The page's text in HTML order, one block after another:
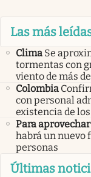
Las más
Clima Se
tormentas con
viento de más
Colombia
con personal
existencia de
Para aprovechar
habrá un nuevo
personas
Últimas